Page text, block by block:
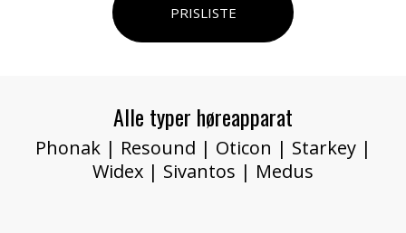
PRISLISTE
Alle typer høreapparat
Phonak | Resound | Oticon | Starkey |
Widex | Sivantos | Medus